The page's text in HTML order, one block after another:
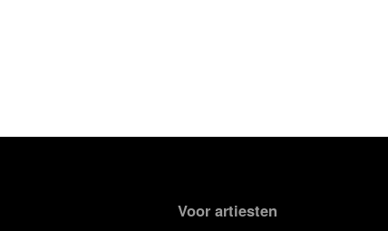
Voor artiesten